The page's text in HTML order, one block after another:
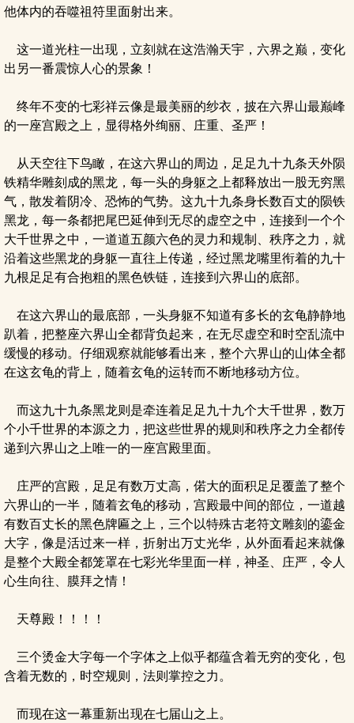
他体内的吞噬祖符里面射出来。
这一道光柱一出现，立刻就在这浩瀚天宇，六界之巅，变化
出另一番震惊人心的景象！
终年不变的七彩祥云像是最美丽的纱衣，披在六界山最巅峰
的一座宫殿之上，显得格外绚丽、庄重、圣严！
从天空往下鸟瞰，在这六界山的周边，足足九十九条天外陨
铁精华雕刻成的黑龙，每一头的身躯之上都释放出一股无穷黑
气，散发着阴冷、恐怖的气势。这九十九条身长数百丈的陨铁
黑龙，每一条都把尾巴延伸到无尽的虚空之中，连接到一个个
大千世界之中，一道道五颜六色的灵力和规制、秩序之力，就
沿着这些黑龙的身躯一直往上传递，经过黑龙嘴里衔着的九十
九根足足有合抱粗的黑色铁链，连接到六界山的底部。
在这六界山的最底部，一头身躯不知道有多长的玄龟静静地
趴着，把整座六界山全都背负起来，在无尽虚空和时空乱流中
缓慢的移动。仔细观察就能够看出来，整个六界山的山体全都
在这玄龟的背上，随着玄龟的运转而不断地移动方位。
而这九十九条黑龙则是牵连着足足九十九个大千世界，数万
个小千世界的本源之力，把这些世界的规则和秩序之力全都传
递到六界山之上唯一的一座宫殿里面。
庄严的宫殿，足足有数万丈高，偌大的面积足足覆盖了整个
六界山的一半，随着玄龟的移动，宫殿最中间的部位，一道越
有数百丈长的黑色牌匾之上，三个以特殊古老符文雕刻的鎏金
大字，像是活过来一样，折射出万丈光华，从外面看起来就像
是整个大殿全都笼罩在七彩光华里面一样，神圣、庄严，令人
心生向往、膜拜之情！
天尊殿！！！！
三个烫金大字每一个字体之上似乎都蕴含着无穷的变化，包
含着无数的，时空规则，法则掌控之力。
而现在这一幕重新出现在七届山之上。